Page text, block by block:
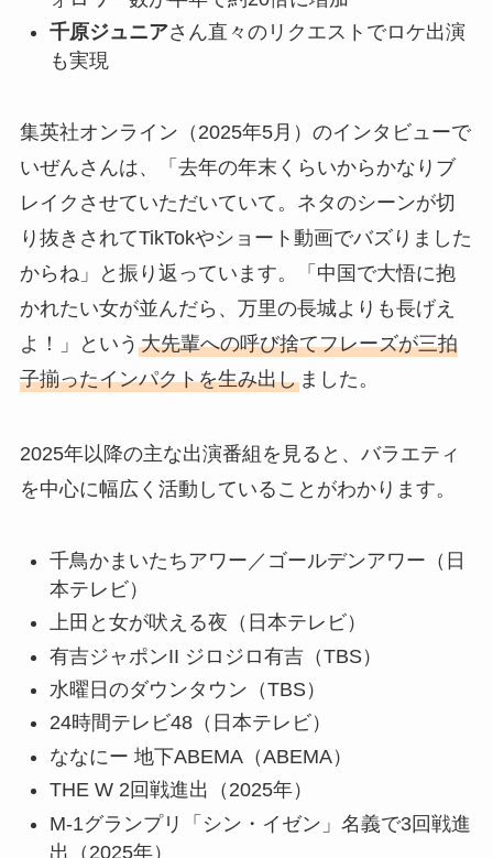
千原ジュニアさん直々のリクエストでロケ出演
も実現
集英社オンライン（2025年5月）のインタビューで
いぜんさんは、「去年の年末くらいからかなりブ
レイクさせていただいていて。ネタのシーンが切
り抜きされてTikTokやショート動画でバズりました
からね」と振り返っています。「中国で大悟に抱
かれたい女が並んだら、万里の長城よりも長げえ
よ！」という 大先輩への呼び捨てフレーズが三拍
子揃ったインパクトを生み出しました。
2025年以降の主な出演番組を見ると、バラエティ
を中心に幅広く活動していることがわかります。
千鳥かまいたちアワー／ゴールデンアワー（日
本テレビ）
上田と女が吠える夜（日本テレビ）
有吉ジャポンII ジロジロ有吉（TBS）
水曜日のダウンタウン（TBS）
24時間テレビ48（日本テレビ）
ななにー 地下ABEMA（ABEMA）
THE W 2回戦進出（2025年）
M-1グランプリ「シン・イゼン」名義で3回戦進
出（2025年）